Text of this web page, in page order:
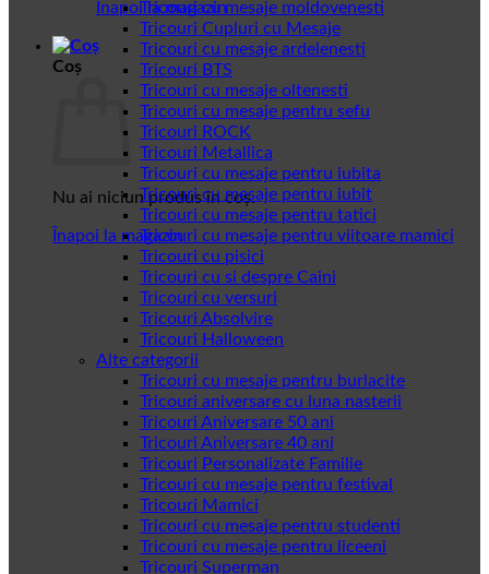
Înapoi la magazin
Coș
Nu ai niciun produs în coș.
Înapoi la magazin
Tricouri cu mesaje moldovenesti
Tricouri Cupluri cu Mesaje
Tricouri cu mesaje ardelenesti
Tricouri BTS
Tricouri cu mesaje oltenesti
Tricouri cu mesaje pentru sefu
Tricouri ROCK
Tricouri Metallica
Tricouri cu mesaje pentru iubita
Tricouri cu mesaje pentru iubit
Tricouri cu mesaje pentru tatici
Tricouri cu mesaje pentru viitoare mamici
Tricouri cu pisici
Tricouri cu si despre Caini
Tricouri cu versuri
Tricouri Absolvire
Tricouri Halloween
Alte categorii
Tricouri cu mesaje pentru burlacite
Tricouri aniversare cu luna nasterii
Tricouri Aniversare 50 ani
Tricouri Aniversare 40 ani
Tricouri Personalizate Familie
Tricouri cu mesaje pentru festival
Tricouri Mamici
Tricouri cu mesaje pentru studenti
Tricouri cu mesaje pentru liceeni
Tricouri Superman